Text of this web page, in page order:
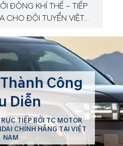
ĐỘNG KHÍ THẾ – TIẾP
CHO ĐỘI TUYỂN VIỆT
Công
Diễn
TIẾP BỞI TC MOTOR
CHÍNH HÃNG TẠI VIỆT
NAM